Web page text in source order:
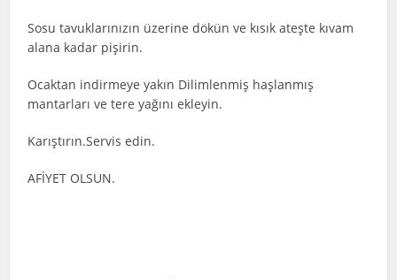
Sosu tavuklarınızın üzerine dökün ve kısık ateşte kıvam
alana kadar pişirin.
Ocaktan indirmeye yakın Dilimlenmiş haşlanmış
mantarları ve tere yağını ekleyin.
Karıştırın.Servis edin.
AFİYET OLSUN.